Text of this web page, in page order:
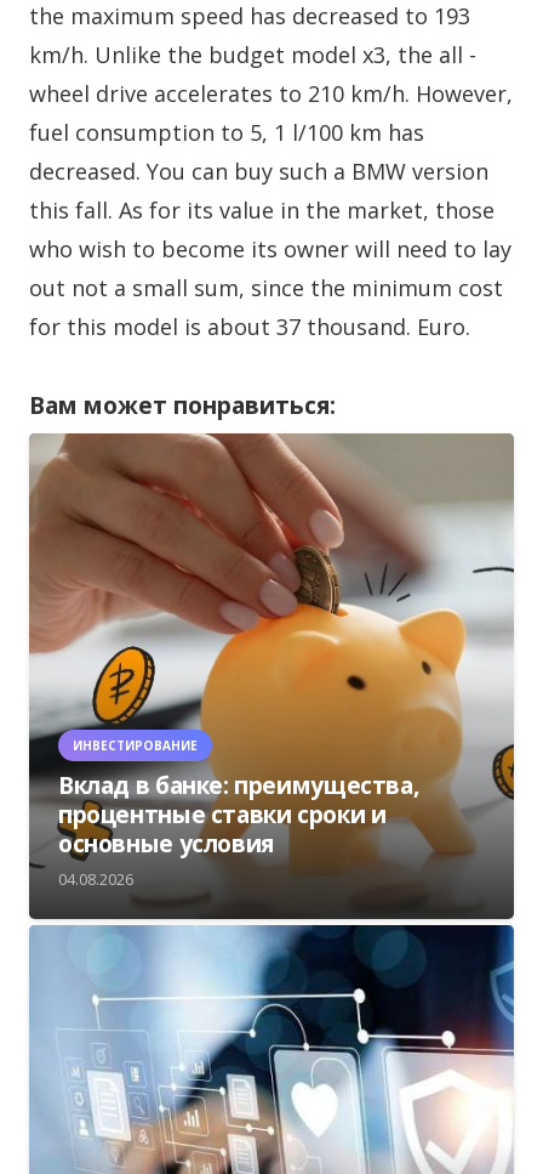
the maximum speed has decreased to 193
km/h. Unlike the budget model x3, the all -
wheel drive accelerates to 210 km/h. However,
fuel consumption to 5, 1 l/100 km has
decreased. You can buy such a BMW version
this fall. As for its value in the market, those
who wish to become its owner will need to lay
out not a small sum, since the minimum cost
for this model is about 37 thousand. Euro.
Вам может понравиться:
ИНВЕСТИРОВАНИЕ
Вклад в банке: преимущества,
процентные ставки сроки и
основные условия
04.08.2026